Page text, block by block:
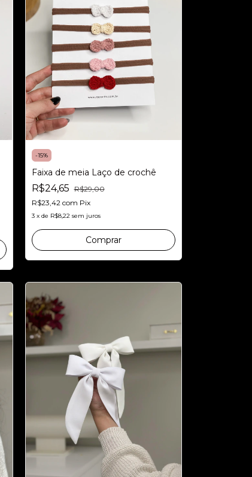
-15%
Faixa de meia Laço de crochê
R$24,65 R$29,00
R$23,42 com Pix
3 x de R$8,22 sem juros
Comprar